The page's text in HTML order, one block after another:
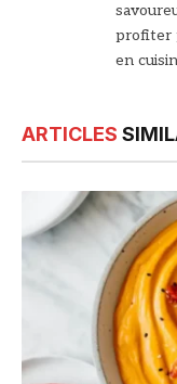
profiter
en
ARTICLES